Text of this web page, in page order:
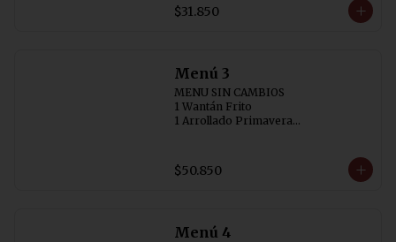
$31.850
Menú 3
MENU SIN CAMBIOS
1 Wantán Frito
1 Arrollado Primavera
1 Pollo Chitén
3 Arroz Chaufán
$50.850
Menú 4